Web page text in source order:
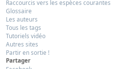
Raccourcis vers les espèces courantes
Glossaire
Les auteurs
Tous les tags
Tutoriels vidéo
Autres sites
Partir en sortie !
Partager